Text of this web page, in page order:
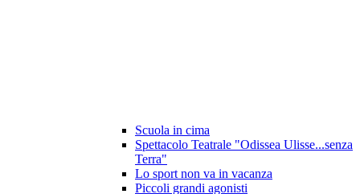
Scuola in cima
Spettacolo Teatrale "Odissea Ulisse...senza
Terra"
Lo sport non va in vacanza
Piccoli grandi agonisti